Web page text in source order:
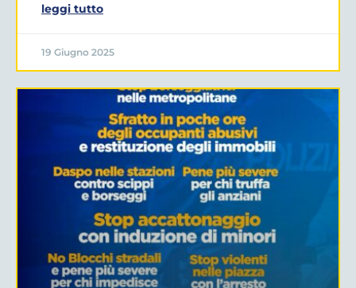
leggi tutto
19 Giugno 2025